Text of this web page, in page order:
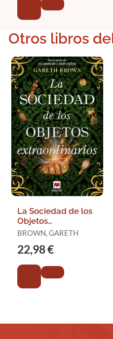
Otros libros
La Sociedad de los
Objetos
Extraordinarios
BROWN, GARETH
22,98 €